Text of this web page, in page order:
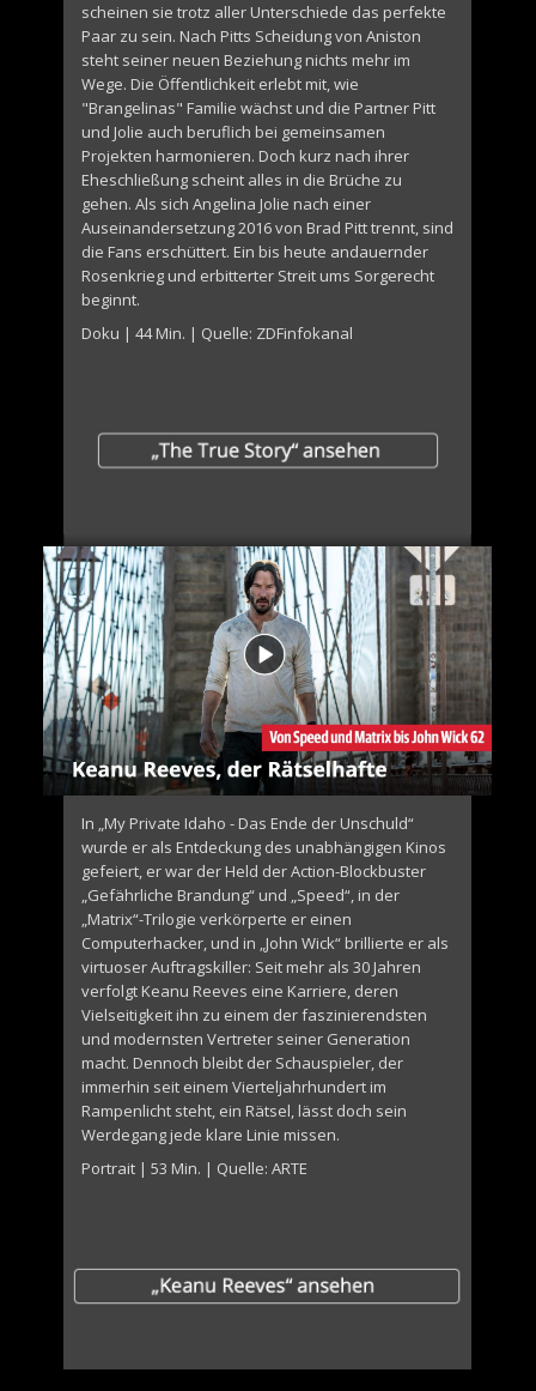
scheinen sie trotz aller Unterschiede das perfekte
Paar zu sein. Nach Pitts Scheidung von Aniston
steht seiner neuen Beziehung nichts mehr im
Wege. Die Öffentlichkeit erlebt mit, wie
"Brangelinas" Familie wächst und die Partner Pitt
und Jolie auch beruflich bei gemeinsamen
Projekten harmonieren. Doch kurz nach ihrer
Eheschließung scheint alles in die Brüche zu
gehen. Als sich Angelina Jolie nach einer
Auseinandersetzung 2016 von Brad Pitt trennt, sind
die Fans erschüttert. Ein bis heute andauernder
Rosenkrieg und erbitterter Streit ums Sorgerecht
beginnt.
Doku | 44 Min. | Quelle: ZDFinfokanal
In „My Private Idaho - Das Ende der Unschuld“
wurde er als Entdeckung des unabhängigen Kinos
gefeiert, er war der Held der Action-Blockbuster
„Gefährliche Brandung“ und „Speed“, in der
„Matrix“-Trilogie verkörperte er einen
Computerhacker, und in „John Wick“ brillierte er als
virtuoser Auftragskiller: Seit mehr als 30 Jahren
verfolgt Keanu Reeves eine Karriere, deren
Vielseitigkeit ihn zu einem der faszinierendsten
und modernsten Vertreter seiner Generation
macht. Dennoch bleibt der Schauspieler, der
immerhin seit einem Vierteljahrhundert im
Rampenlicht steht, ein Rätsel, lässt doch sein
Werdegang jede klare Linie missen.
Portrait | 53 Min. | Quelle: ARTE